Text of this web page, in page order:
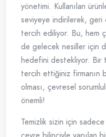
yönetimi. Kullanılan
seviyeye indirilerek, geri
tercih ediliyor. Bu, hem
de gelecek nesiller için
hedefini destekliyor. Bir
tercih ettiğiniz firmanın
olması, çevresel
önemli!
Temizlik sizin için